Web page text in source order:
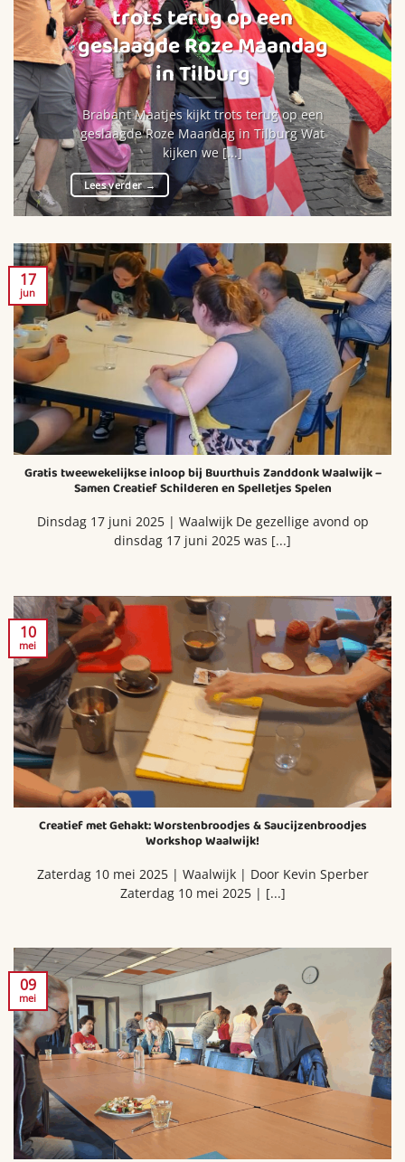
trots terug op een
geslaagde Roze Maandag
in Tilburg
Brabant Maatjes kijkt trots terug op een
geslaagde Roze Maandag in Tilburg Wat
kijken we [...]
Lees verder→
Gratis tweewekelijkse inloop bij Buurthuis Zanddonk Waalwijk –
Samen Creatief Schilderen en Spelletjes Spelen
Dinsdag 17 juni 2025 | Waalwijk De gezellige avond op
dinsdag 17 juni 2025 was [...]
17
jun
Creatief met Gehakt: Worstenbroodjes & Saucijzenbroodjes
Workshop Waalwijk!
Zaterdag 10 mei 2025 | Waalwijk | Door Kevin Sperber
Zaterdag 10 mei 2025 | [...]
10
mei
09
mei